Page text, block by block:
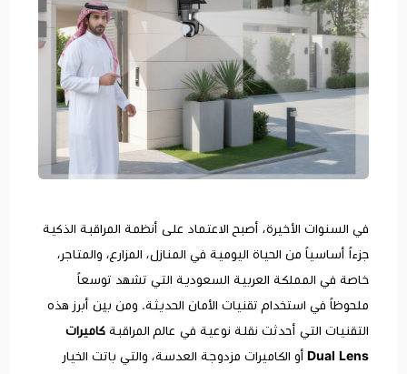
في السنوات الأخيرة، أصبح الاعتماد على أنظمة المراقبة الذكية
جزءاً أساسياً من الحياة اليومية في المنازل، المزارع، والمتاجر،
خاصة في المملكة العربية السعودية التي تشهد توسعاً
ملحوظاً في استخدام تقنيات الأمان الحديثة. ومن بين أبرز هذه
التقنيات التي أحدثت نقلة نوعية في عالم المراقبة كاميرات
Dual Lens أو الكاميرات مزدوجة العدسة، والتي باتت الخيار